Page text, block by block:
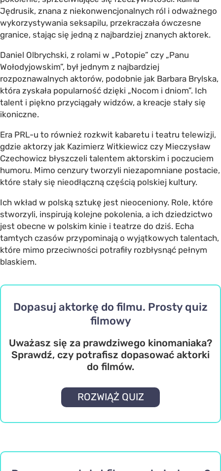
Jędrusik, znana z niekonwencjonalnych ról i odważnego
wykorzystywania seksapilu, przekraczała ówczesne
granice, stając się jedną z najbardziej znanych aktorek.
Daniel Olbrychski, z rolami w „Potopie” czy „Panu
Wołodyjowskim”, był jednym z najbardziej
rozpoznawalnych aktorów, podobnie jak Barbara Brylska,
która zyskała popularność dzięki „Nocom i dniom”. Ich
talent i piękno przyciągały widzów, a kreacje stały się
ikoniczne.
Era PRL-u to również rozkwit kabaretu i teatru telewizji,
gdzie aktorzy jak Kazimierz Witkiewicz czy Mieczysław
Czechowicz błyszczeli talentem aktorskim i poczuciem
humoru. Mimo cenzury tworzyli niezapomniane postacie,
które stały się nieodłączną częścią polskiej kultury.
Ich wkład w polską sztukę jest nieoceniony. Role, które
stworzyli, inspirują kolejne pokolenia, a ich dziedzictwo
jest obecne w polskim kinie i teatrze do dziś. Echa
tamtych czasów przypominają o wyjątkowych talentach,
które mimo przeciwności potrafiły rozbłysnąć pełnym
blaskiem.
Dopasuj aktorkę do filmu. Prosty quiz
filmowy
Uważasz się za prawdziwego kinomaniaka?
Sprawdź, czy potrafisz dopasować aktorki
do filmów.
ROZWIĄŻ QUIZ